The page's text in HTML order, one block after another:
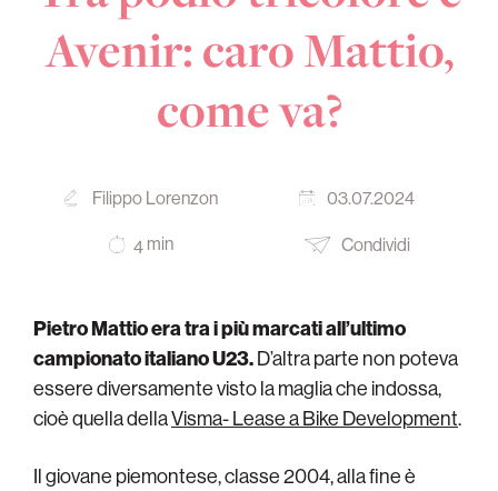
Avenir: caro Mattio,
come va?
Filippo Lorenzon 03.07.2024
4 min Condividi
Pietro Mattio era tra i più marcati all’ultimo
campionato italiano U23.D’altra parte non poteva
essere diversamente visto la maglia che indossa,
cioè quella dellaVisma- Lease a Bike Development.
Il giovane piemontese, classe 2004, alla fine è